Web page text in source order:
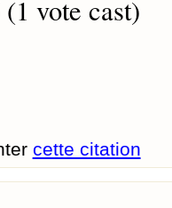
vote cast)
cette citation